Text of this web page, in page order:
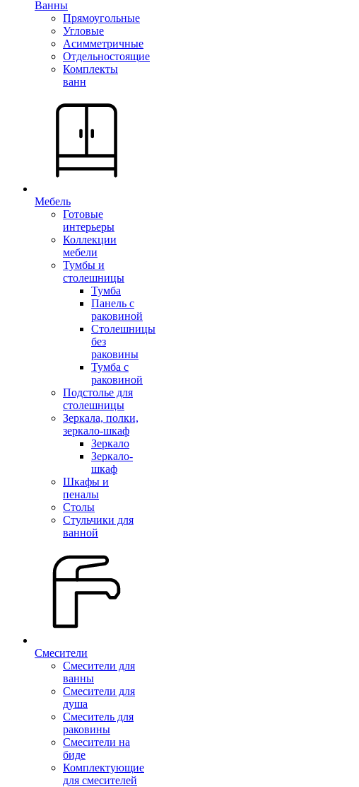
Ванны
Прямоугольные
Угловые
Асимметричные
Отдельностоящие
Комплекты
ванн
Мебель
Готовые
интерьеры
Коллекции
мебели
Тумбы и
столешницы
Тумба
Панель с
раковиной
Столешницы
без
раковины
Тумба с
раковиной
Подстолье для
столешницы
Зеркала, полки,
зеркало-шкаф
Зеркало
Зеркало-
шкаф
Шкафы и
пеналы
Столы
Стульчики для
ванной
Смесители
Смесители для
ванны
Смесители для
душа
Смеситель для
раковины
Смесители на
биде
Комплектующие
для смесителей